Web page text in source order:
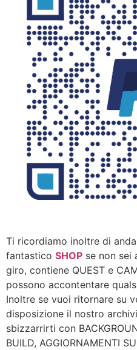
Ti ricordiamo inoltre di
fantastico SHOP se non sei
giro, contiene QUEST e
possono accontentare
Inoltre se vuoi ritornare su
disposizione il nostro
sbizzarrirti con
BUILD, AGGIORNAMENTI